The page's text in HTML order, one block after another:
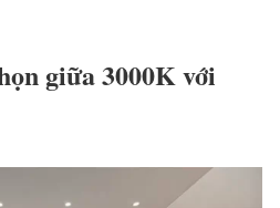
giữa 3000K với